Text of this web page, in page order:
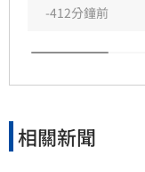
稱自己代表慈
-412分鐘前
相關新聞